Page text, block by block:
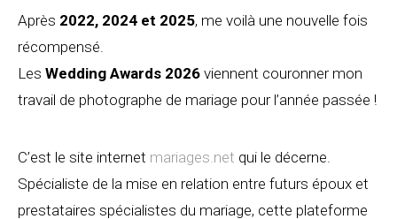
Après 2022, 2024 et 2025, me voilà une nouvelle fois
récompensé.
Les Wedding Awards 2026 viennent couronner mon
travail de photographe de mariage pour l’année passée !
C’est le site internet mariages.net qui le décerne.
Spécialiste de la mise en relation entre futurs époux et
prestataires spécialistes du mariage, cette plateforme